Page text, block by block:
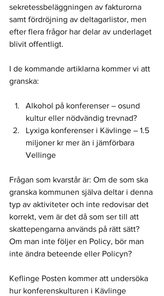
sekretessbeläggningen av fakturorna
samt fördröjning av deltagarlistor, men
efter flera frågor har delar av underlaget
blivit offentligt.
I de kommande artiklarna kommer vi att
granska:
Alkohol på konferenser – osund
kultur eller nödvändig trevnad?
Lyxiga konferenser i Kävlinge – 1.5
miljoner kr mer än i jämförbara
Vellinge
Frågan som kvarstår är: Om de som ska
granska kommunen själva deltar i denna
typ av aktiviteter och inte redovisar det
korrekt, vem är det då som ser till att
skattepengarna används på rätt sätt?
Om man inte följer en Policy, bör man
inte ändra beteende eller Policyn?
Keflinge Posten kommer att undersöka
hur konferenskulturen i Kävlinge